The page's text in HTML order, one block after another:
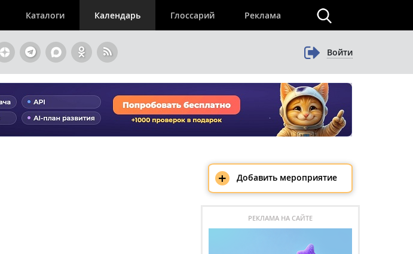
Каталоги Календарь Глоссарий Реклама
Войти
+ Добавить мероприятие
РЕКЛАМА НА САЙТЕ